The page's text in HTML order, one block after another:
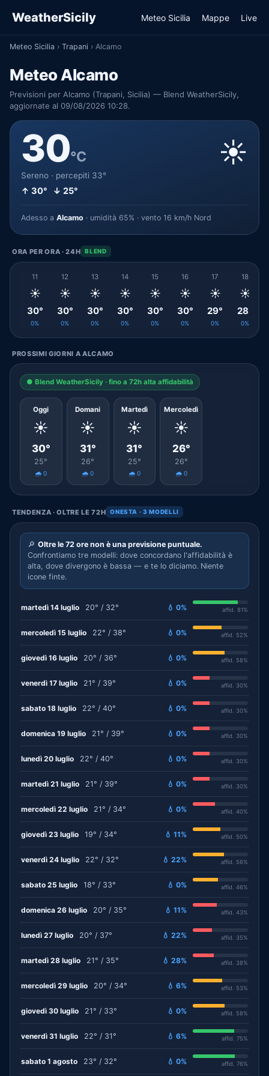
WeatherSicily Meteo Sicilia Mappe Live
Meteo Sicilia › Trapani › Alcamo
Meteo Alcamo
Previsioni per Alcamo (Trapani, Sicilia) — Blend WeatherSicily,
aggiornate al 09/08/2026 10:28.
30°C
Sereno · percepiti 33°
↑ 30° ↓ 25°
☀️
Adesso a Alcamo · umidità 65% · vento 16 km/h Nord
ORA PER ORA · 24H BLEND
11
☀️
30°
0%
12
☀️
30°
0%
13
☀️
30°
0%
14
☀️
30°
0%
15
☀️
30°
0%
16
☀️
30°
0%
17
☀️
29°
0%
18
☀️
28°
0%
PROSSIMI GIORNI A ALCAMO
● Blend WeatherSicily · fino a 72h alta affidabilità
Oggi
☀️
30°
25°
🌧️ 0
Domani
☀️
31°
26°
🌧️ 0
Martedì
☀️
31°
25°
🌧️ 0
Mercoledì
☀️
26°
26°
🌧️ 0
TENDENZA · OLTRE LE 72H ONESTA · 3 MODELLI
🔎 Oltre le 72 ore non è una previsione puntuale.
Confrontiamo tre modelli: dove concordano l'affidabilità è
alta, dove divergono è bassa — e te lo diciamo. Niente
icone finte.
martedì 14 luglio 20° / 32° 💧 0% affid. 81%
mercoledì 15 luglio 22° / 38° 💧 0% affid. 52%
giovedì 16 luglio 20° / 36° 💧 0% affid. 58%
venerdì 17 luglio 21° / 39° 💧 0% affid. 30%
sabato 18 luglio 22° / 40° 💧 0% affid. 30%
domenica 19 luglio 21° / 39° 💧 0% affid. 30%
lunedì 20 luglio 22° / 40° 💧 0% affid. 30%
martedì 21 luglio 21° / 39° 💧 0% affid. 30%
mercoledì 22 luglio 21° / 34° 💧 0% affid. 40%
giovedì 23 luglio 19° / 34° 💧 11% affid. 50%
venerdì 24 luglio 22° / 32° 💧 22% affid. 56%
sabato 25 luglio 18° / 33° 💧 0% affid. 46%
domenica 26 luglio 20° / 35° 💧 11% affid. 43%
lunedì 27 luglio 20° / 37° 💧 22% affid. 35%
martedì 28 luglio 21° / 35° 💧 28% affid. 38%
mercoledì 29 luglio 20° / 34° 💧 6% affid. 53%
giovedì 30 luglio 21° / 33° 💧 0% affid. 58%
venerdì 31 luglio 22° / 31° 💧 6% affid. 75%
sabato 1 agosto 23° / 32° 💧 0% affid. 76%